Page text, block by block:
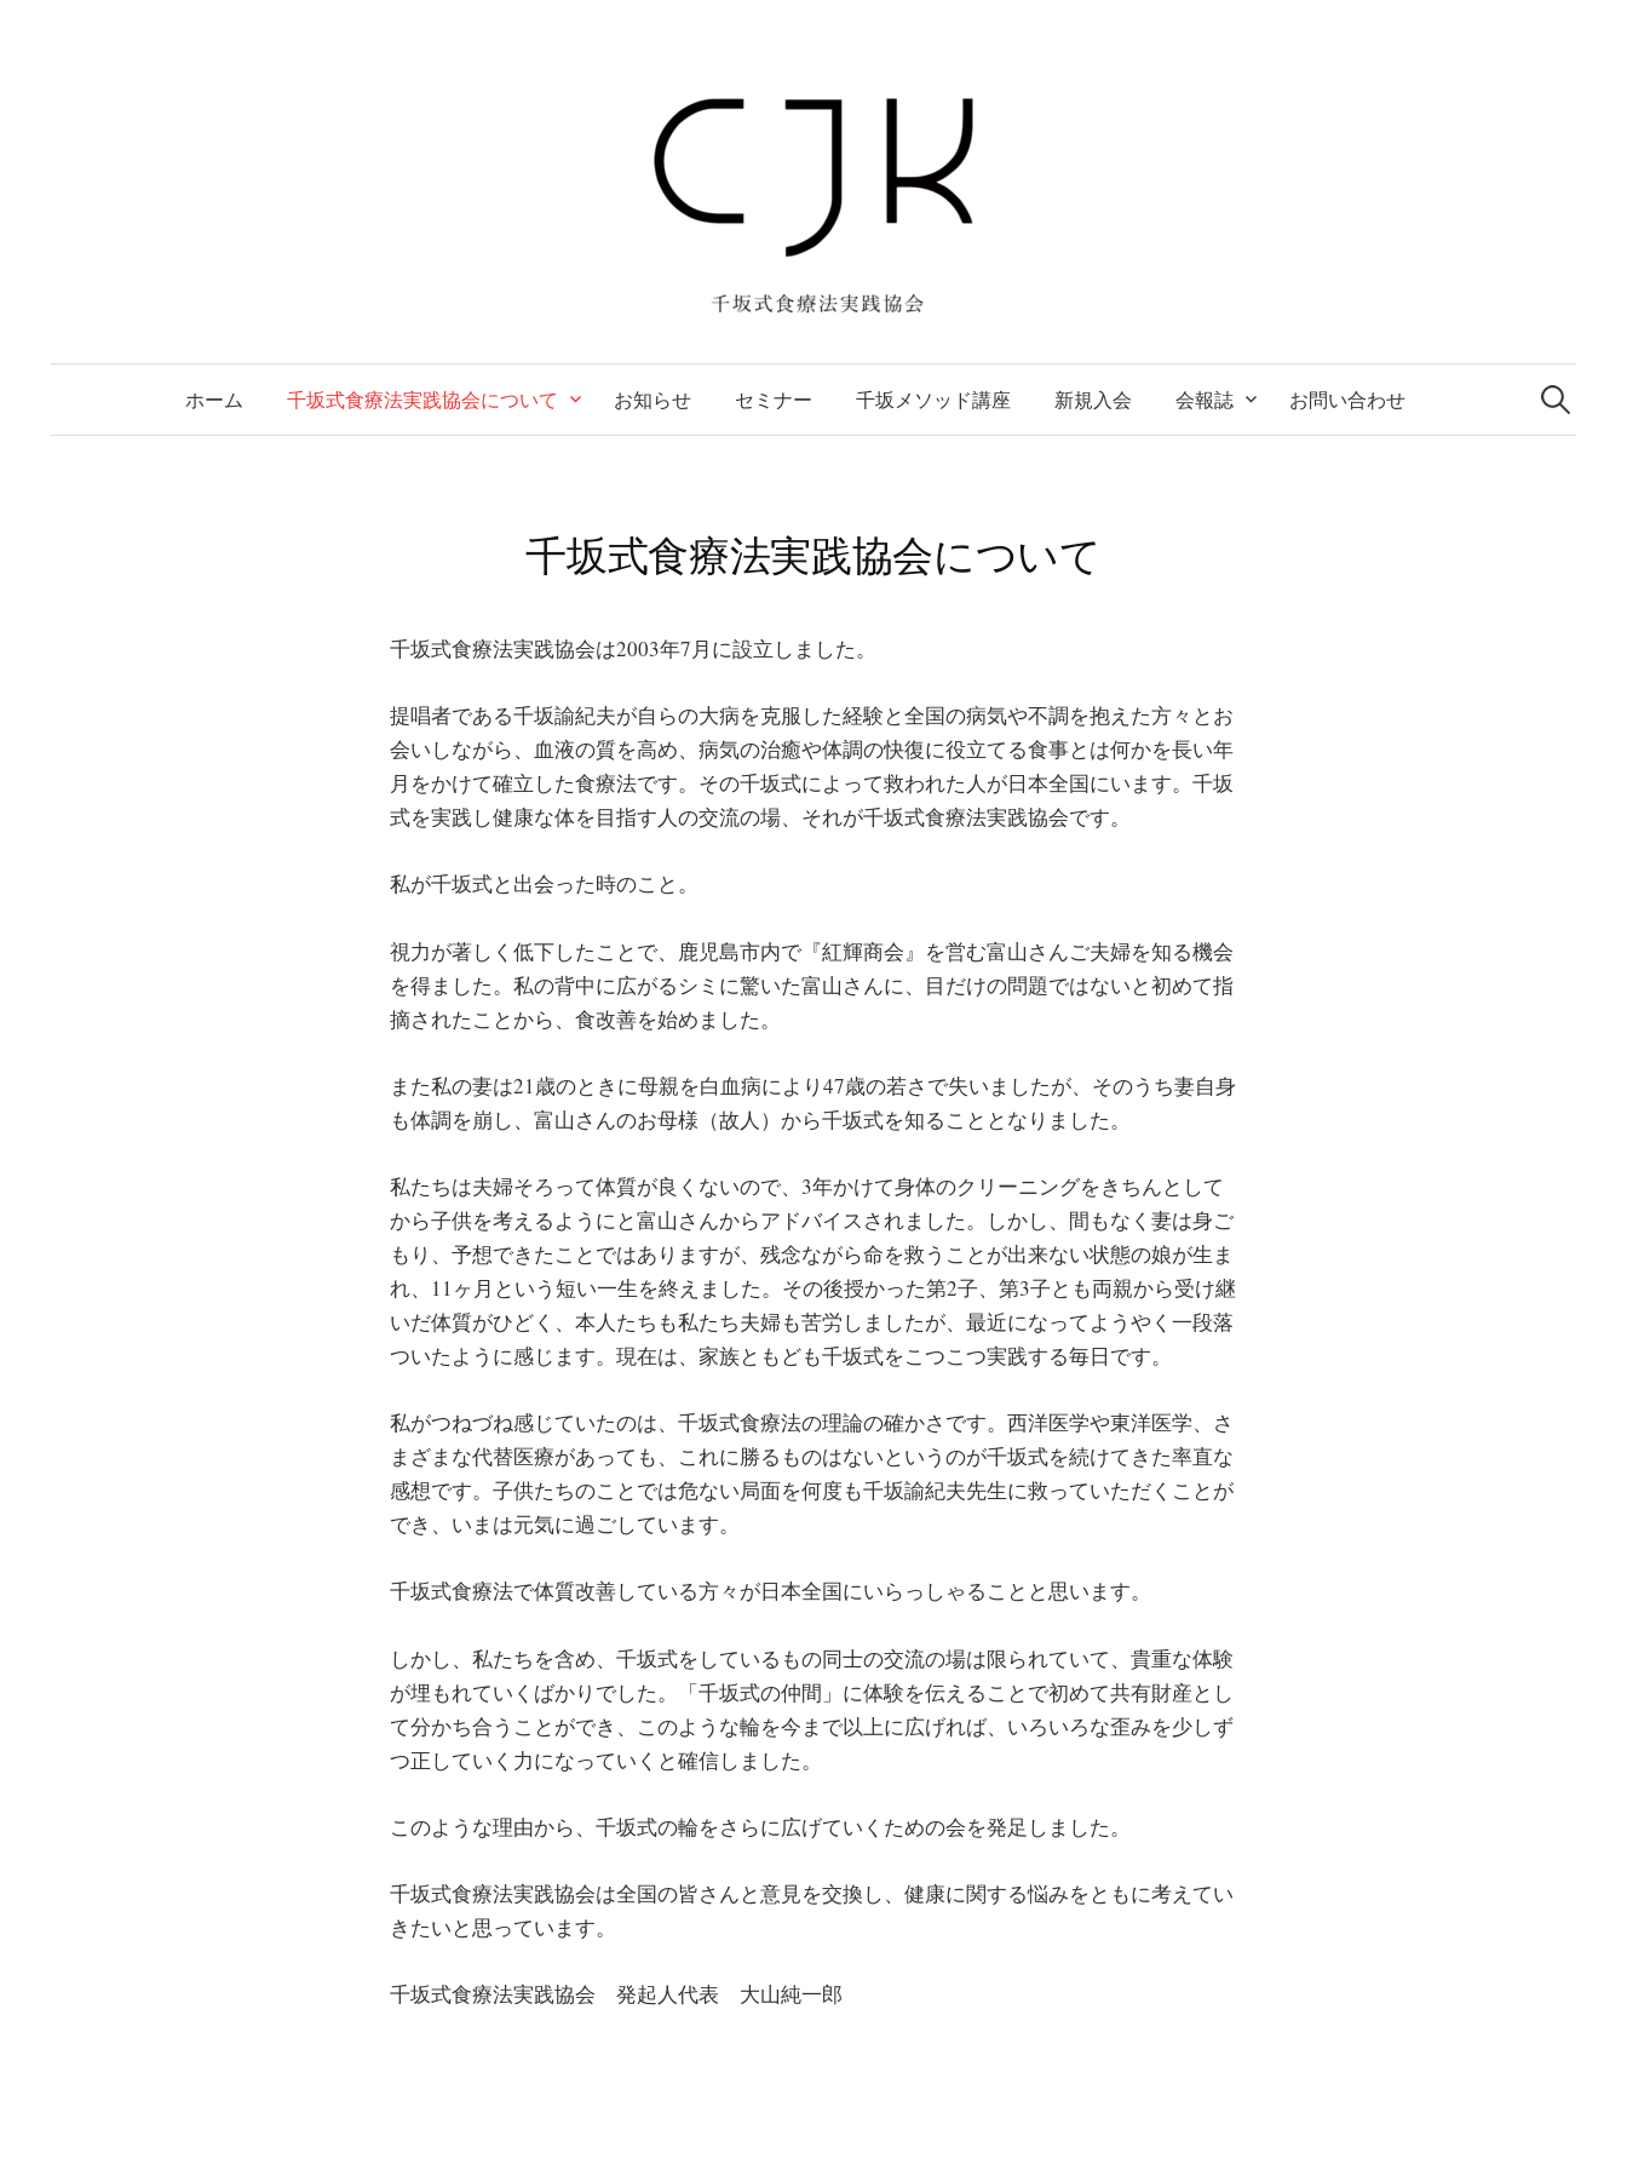
ホーム 千坂式食療法実践協会について お知らせ セミナー 千坂メソッド講座 新規入会 会報誌 お問い合わせ
検
索:
千坂式食療法実践協会について
千坂式食療法実践協会は2003年7月に設立しました。
提唱者である千坂諭紀夫が自らの大病を克服した経験と全国の病気や不調を抱えた方々とお
会いしながら、血液の質を高め、病気の治癒や体調の快復に役立てる食事とは何かを長い年
月をかけて確立した食療法です。その千坂式によって救われた人が日本全国にいます。千坂
式を実践し健康な体を目指す人の交流の場、それが千坂式食療法実践協会です。
私が千坂式と出会った時のこと。
視力が著しく低下したことで、鹿児島市内で『紅輝商会』を営む富山さんご夫婦を知る機会
を得ました。私の背中に広がるシミに驚いた富山さんに、目だけの問題ではないと初めて指
摘されたことから、食改善を始めました。
また私の妻は21歳のときに母親を白血病により47歳の若さで失いましたが、そのうち妻自身
も体調を崩し、富山さんのお母様（故人）から千坂式を知ることとなりました。
私たちは夫婦そろって体質が良くないので、3年かけて身体のクリーニングをきちんとして
から子供を考えるようにと富山さんからアドバイスされました。しかし、間もなく妻は身ご
もり、予想できたことではありますが、残念ながら命を救うことが出来ない状態の娘が生ま
れ、11ヶ月という短い一生を終えました。その後授かった第2子、第3子とも両親から受け継
いだ体質がひどく、本人たちも私たち夫婦も苦労しましたが、最近になってようやく一段落
ついたように感じます。現在は、家族ともども千坂式をこつこつ実践する毎日です。
私がつねづね感じていたのは、千坂式食療法の理論の確かさです。西洋医学や東洋医学、さ
まざまな代替医療があっても、これに勝るものはないというのが千坂式を続けてきた率直な
感想です。子供たちのことでは危ない局面を何度も千坂諭紀夫先生に救っていただくことが
でき、いまは元気に過ごしています。
千坂式食療法で体質改善している方々が日本全国にいらっしゃることと思います。
しかし、私たちを含め、千坂式をしているもの同士の交流の場は限られていて、貴重な体験
が埋もれていくばかりでした。「千坂式の仲間」に体験を伝えることで初めて共有財産とし
て分かち合うことができ、このような輪を今まで以上に広げれば、いろいろな歪みを少しず
つ正していく力になっていくと確信しました。
このような理由から、千坂式の輪をさらに広げていくための会を発足しました。
千坂式食療法実践協会は全国の皆さんと意見を交換し、健康に関する悩みをともに考えてい
きたいと思っています。
千坂式食療法実践協会 発起人代表 大山純一郎